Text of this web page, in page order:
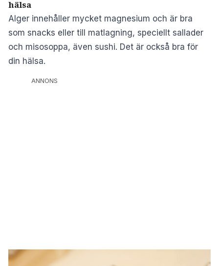
hälsa
Alger innehåller mycket magnesium och är bra
som snacks eller till matlagning, speciellt sallader
och misosoppa, även sushi. Det är också bra för
din hälsa.
ANNONS